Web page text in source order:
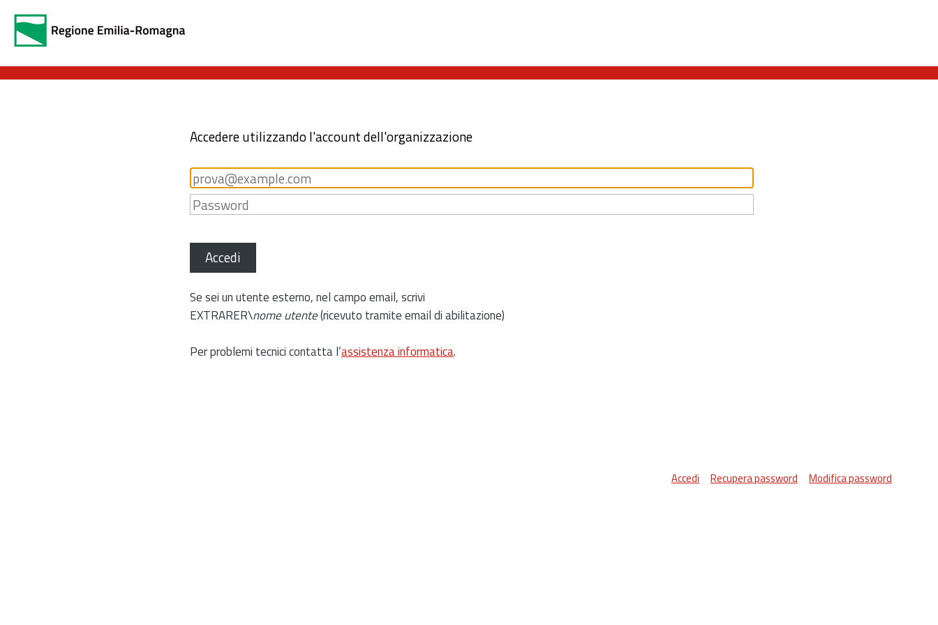
Accedere utilizzando l'account dell'organizzazione
Accedi
Se sei un utente esterno, nel campo email, scrivi
EXTRARER\nome utente(ricevuto tramite email di abilitazione)
Per problemi tecnici contatta l’assistenza informatica.
Accedi Recupera password Modifica password